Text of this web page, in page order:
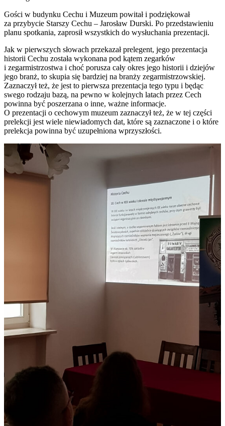
Gości w budynku Cechu i Muzeum powitał i podziękował
za przybycie Starszy Cechu – Jarosław Durski. Po przedstawieniu
planu spotkania, zaprosił wszystkich do wysłuchania prezentacji.
Jak w pierwszych słowach przekazał prelegent, jego prezentacja
historii Cechu została wykonana pod kątem zegarków
i zegarmistrzostwa i choć porusza cały okres jego historii i dziejów
jego branż, to skupia się bardziej na branży zegarmistrzowskiej.
Zaznaczył też, że jest to pierwsza prezentacja tego typu i będąc
swego rodzaju bazą, na pewno w kolejnych latach przez Cech
powinna być poszerzana o inne, ważne informacje.
O prezentacji o cechowym muzeum zaznaczył też, że w tej części
prelekcji jest wiele niewiadomych dat, które są zaznaczone i o które
prelekcja powinna być uzupełniona wprzyszłości.